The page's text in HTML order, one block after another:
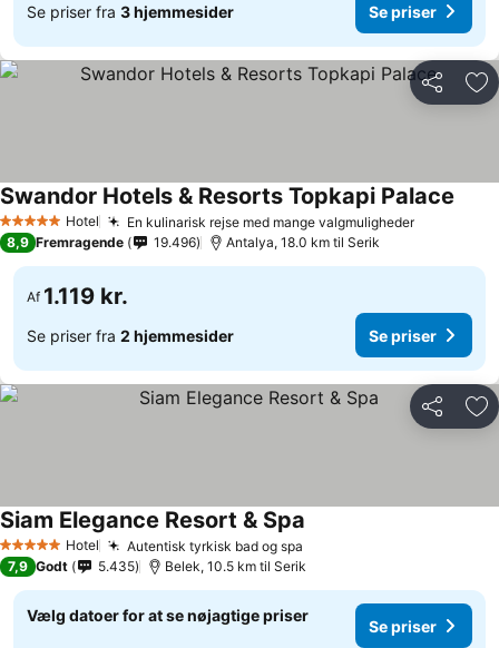
Se priser fra 3 hjemmesider Se priser
Del
5 Stjerner Hotel En kulinarisk rejse med mange valgmuligheder
Swandor Hotels & Resorts Topkapi Palace
8,9 Fremragende 19.496 Antalya, 18.0 km til Serik
Af 1.119 kr.
Se priser fra 2 hjemmesider Se priser
Del
5 Stjerner Hotel Autentisk tyrkisk bad og spa
Siam Elegance Resort & Spa
7,9 Godt 5.435 Belek, 10.5 km til Serik
Vælg datoer for at se nøjagtige priser
Se priser